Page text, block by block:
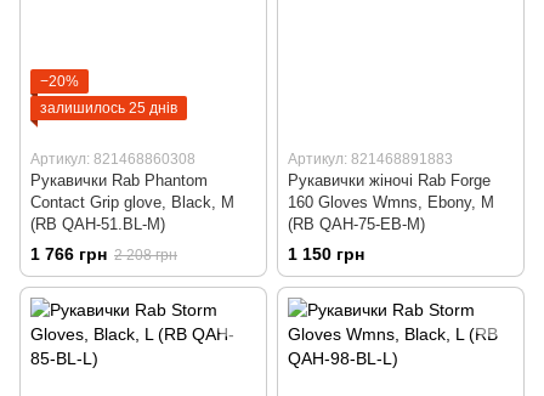
−20%
залишилось 25 днів
Артикул: 821468860308
Рукавички Rab Phantom
Contact Grip glove, Black, M
(RB QAH-51.BL-M)
1 766 грн 2 208 грн
Артикул: 821468891883
Рукавички жіночі Rab Forge
160 Gloves Wmns, Ebony, M
(RB QAH-75-EB-M)
1 150 грн